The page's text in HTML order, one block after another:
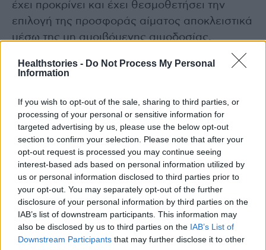
Healthstories - Do Not Process My Personal
Information
If you wish to opt-out of the sale, sharing to third parties, or
processing of your personal or sensitive information for
targeted advertising by us, please use the below opt-out
section to confirm your selection. Please note that after your
opt-out request is processed you may continue seeing
interest-based ads based on personal information utilized by
us or personal information disclosed to third parties prior to
your opt-out. You may separately opt-out of the further
disclosure of your personal information by third parties on the
IAB’s list of downstream participants. This information may
also be disclosed by us to third parties on the IAB’s List of
Downstream Participants that may further disclose it to other
έχει προκρίνει και έχει θεσμοθετήσει την
επιλογή της προσφοράς αίματος αποκλειστικά
μέσω της μη αμοιβόμενης αιμοδοσίας,
προωθώντας τη συλλογή αίματος μέσω του
εθελοντισμού και της αλληλεγγύης.
Σε αυτό το περιβάλλον για δεκαετίες έχουν
γίνει προσπάθειες από αμέτρητους
ανθρώπους και πολλούς συλλόγους και έχει
δημιουργηθεί ένα μοναδικό στην ιστορία των
κοινωνιών κίνημα εθελοντισμού και
αλληλεγγύης, αυτό της «Εθελοντικής
Αιμοδοσίας», που είναι το μεγαλύτερο, το
μακροβιότερο, το συνεπέστερο και το
αποτελεσματικότερο. Έχουν διαμορφωθεί
ευγενείς συνειδήσεις στην κοινωνίας μας, που